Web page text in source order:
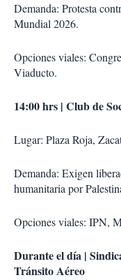
Demanda: Protesta
Mundial 2026.
Opciones viales:
Viaducto.
14:00 hrs | Club de
Lugar: Plaza Roja,
Demanda: Exigen
humanitaria por
Opciones viales: IPN,
Durante el día |
Tránsito Aéreo